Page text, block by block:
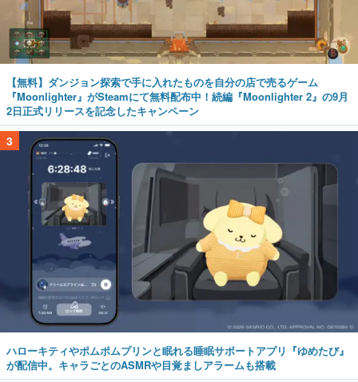
【無料】ダンジョン探索で手に入れたものを自分の店で売るゲーム
『Moonlighter』がSteamにて無料配布中！続編『Moonlighter 2』の9月
2日正式リリースを記念したキャンペーン
3
ハローキティやポムポムプリンと眠れる睡眠サポートアプリ『ゆめたび』
が配信中。キャラごとのASMRや目覚ましアラームも搭載